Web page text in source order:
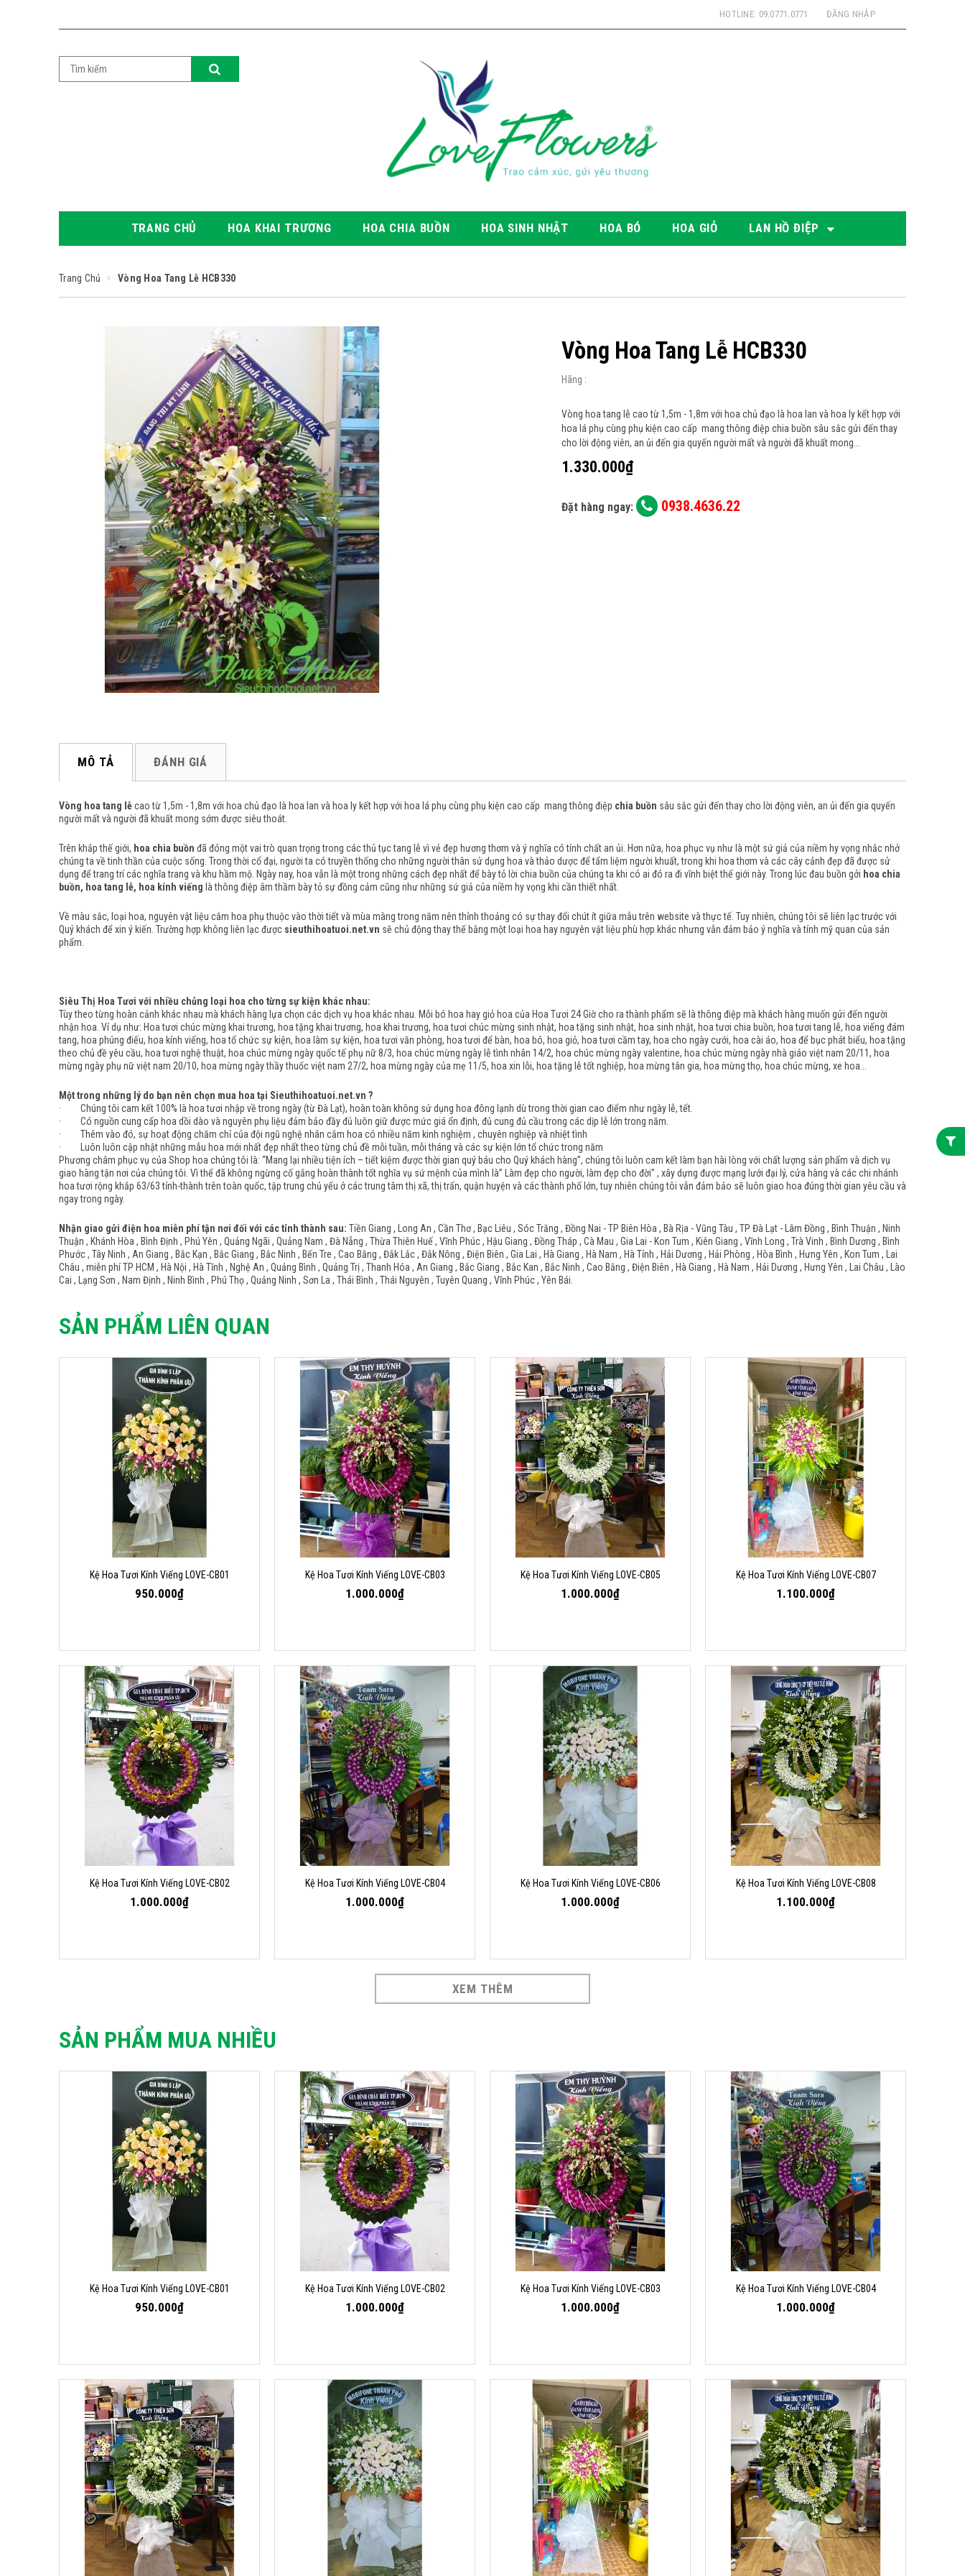
ĐĂNG NHẬP
HOTLINE: 09.0771.0771
TRANG CHỦ HOA KHAI TRƯƠNG HOA CHIA BUỒN HOA SINH NHẬT HOA BÓ HOA GIỎ LAN HỒ ĐIỆP
Trang Chủ Vòng Hoa Tang Lễ HCB330
Vòng Hoa Tang Lễ HCB330
Hãng :
Vòng hoa tang lễ cao từ 1,5m - 1,8m với hoa chủ đạo là hoa lan và hoa ly kết hợp với
hoa lá phụ cùng phụ kiện cao cấp mang thông điệp chia buồn sâu sắc gửi đến thay
cho lời động viên, an ủi đến gia quyến người mất và người đã khuất mong...
1.330.000₫
Đặt hàng ngay: 0938.4636.22
MÔ TẢ ĐÁNH GIÁ
Vòng hoa tang lễcao từ 1,5m - 1,8m với hoa chủ đạo là hoa lan và hoa ly kết hợp với hoa lá phụ cùng phụ kiện cao cấp mang thông điệp chia buồn sâu sắc gửi đến thay cho lời động viên, an ủi đến gia quyến
người mất và người đã khuất mong sớm được siêu thoát.
Trên khắp thế giới, hoa chia buồn đã đóng một vai trò quan trọng trong các thủ tục tang lễ vì vẻ đẹp hương thơm và ý nghĩa có tính chất an ủi. Hơn nữa, hoa phục vụ như là một sứ giả của niềm hy vọng nhắc nhở
chúng ta về tinh thần của cuộc sống. Trong thời cổ đại, người ta có truyền thống cho những người thân sử dụng hoa và thảo dược để tẩm liệm người khuất, trong khi hoa thơm và các cây cảnh đẹp đã được sử
dụng để trang trí các nghĩa trang và khu hầm mộ. Ngày nay, hoa vẫn là một trong những cách đẹp nhất để bày tỏ lời chia buồn của chúng ta khi có ai đó ra đi vĩnh biệt thế giới này. Trong lúc đau buồn gởi hoa chia
buồn, hoa tang lễ, hoa kính viếng là thông điệp âm thầm bày tỏ sự đồng cảm cũng như những sứ giả của niềm hy vọng khi cần thiết nhất.
Về màu sắc, loại hoa, nguyên vật liệu cắm hoa phụ thuộc vào thời tiết và mùa màng trong năm nên thỉnh thoảng có sự thay đổi chút ít giữa mẫu trên website và thực tế. Tuy nhiên, chúng tôi sẽ liên lạc trước với
Quý khách để xin ý kiến. Trường hợp không liên lạc được sieuthihoatuoi.net.vn sẽ chủ động thay thế bằng một loại hoa hay nguyên vật liệu phù hợp khác nhưng vẫn đảm bảo ý nghĩa và tính mỹ quan của sản
phẩm.
Siêu Thị Hoa Tươi với nhiều chủng loại hoa cho từng sự kiện khác nhau:
Tùy theo từng hoàn cảnh khác nhau mà khách hàng lựa chọn các dịch vụ hoa khác nhau. Mỗi bó hoa hay giỏ hoa của Hoa Tươi 24 Giờ cho ra thành phẩm sẽ là thông điệp mà khách hàng muốn gửi đến người
nhận hoa. Ví dụ như: Hoa tươi chúc mừng khai trương, hoa tặng khai trương, hoa khai trương, hoa tươi chúc mừng sinh nhật, hoa tặng sinh nhật, hoa sinh nhật, hoa tươi chia buồn, hoa tươi tang lễ, hoa viếng đám
tang, hoa phúng điếu, hoa kính viếng, hoa tổ chức sự kiện, hoa làm sự kiện, hoa tươi văn phòng, hoa tươi để bàn, hoa bó, hoa giỏ, hoa tươi cầm tay, hoa cho ngày cưới, hoa cài áo, hoa để bục phát biểu, hoa tặng
theo chủ đề yêu cầu, hoa tươi nghệ thuật, hoa chúc mừng ngày quốc tế phụ nữ 8/3, hoa chúc mừng ngày lễ tình nhân 14/2, hoa chúc mừng ngày valentine, hoa chúc mừng ngày nhà giáo việt nam 20/11, hoa
mừng ngày phụ nữ việt nam 20/10, hoa mừng ngày thầy thuốc việt nam 27/2, hoa mừng ngày của mẹ 11/5, hoa xin lỗi, hoa tặng lễ tốt nghiệp, hoa mừng tân gia, hoa mừng thọ, hoa chúc mừng, xe hoa...
Một trong những lý do bạn nên chọn mua hoa tại Sieuthihoatuoi.net.vn ?
· Chúng tôi cam kết 100% là hoa tươi nhập về trong ngày (từ Đà Lạt), hoàn toàn không sử dụng hoa đông lạnh dù trong thời gian cao điểm như ngày lễ, tết.
· Có nguồn cung cấp hoa dồi dào và nguyên phụ liệu đảm bảo đầy đủ luôn giữ được mức giá ổn định, đủ cung đủ cầu trong các dịp lễ lớn trong năm.
· Thêm vào đó, sự hoạt động chăm chỉ của đội ngũ nghệ nhân cắm hoa có nhiều năm kinh nghiệm , chuyên nghiệp và nhiệt tình
· Luôn luôn cập nhật những mẫu hoa mới nhất đẹp nhất theo từng chủ đề mỗi tuần, mỗi tháng và các sự kiện lớn tổ chức trong năm
Phương châm phục vụ của Shop hoa chúng tôi là: “Mang lại nhiều tiện ích – tiết kiệm được thời gian quý báu cho Quý khách hàng”, chúng tôi luôn cam kết làm bạn hài lòng với chất lượng sản phẩm và dịch vụ
giao hàng tận nơi của chúng tôi. Vì thế đã không ngừng cố gắng hoàn thành tốt nghĩa vụ sứ mệnh của mình là” Làm đẹp cho người, làm đẹp cho đời” , xây dựng được mạng lưới đại lý, cửa hàng và các chi nhánh
hoa tươi rộng khắp 63/63 tỉnh-thành trên toàn quốc, tập trung chủ yếu ở các trung tâm thị xã, thị trấn, quận huyện và các thành phố lớn, tuy nhiên chúng tôi vẫn đảm bảo sẽ luôn giao hoa đúng thời gian yêu cầu và
ngay trong ngày.
Nhận giao gửi điện hoa miễn phí tận nơi đối với các tỉnh thành sau: Tiền Giang , Long An , Cần Thơ , Bạc Liêu , Sóc Trăng , Đồng Nai - TP Biên Hòa , Bà Rịa - Vũng Tàu , TP Đà Lạt - Lâm Đồng , Bình Thuận , Ninh
Thuận , Khánh Hòa , Bình Định , Phú Yên , Quảng Ngãi , Quảng Nam , Đà Nẵng , Thừa Thiên Huế , Vĩnh Phúc , Hậu Giang , Đồng Tháp , Cà Mau , Gia Lai - Kon Tum , Kiên Giang , Vĩnh Long , Trà Vinh , Bình Dương , Bình
Phước , Tây Ninh , An Giang , Bắc Kạn , Bắc Giang , Bắc Ninh , Bến Tre , Cao Bằng , Đắk Lắc , Đắk Nông , Điện Biên , Gia Lai , Hà Giang , Hà Nam , Hà Tỉnh , Hải Dương , Hải Phòng , Hòa Bình , Hưng Yên , Kon Tum , Lai
Châu , miễn phí TP HCM , Hà Nội , Hà Tĩnh , Nghệ An , Quảng Bình , Quảng Trị , Thanh Hóa , An Giang , Bắc Giang , Bắc Kan , Bắc Ninh , Cao Bằng , Điện Biên , Hà Giang , Hà Nam , Hải Dương , Hưng Yên , Lai Châu , Lào
Cai , Lạng Sơn , Nam Định , Ninh Bình , Phú Thọ , Quảng Ninh , Sơn La , Thái Bình , Thái Nguyên , Tuyên Quang , Vĩnh Phúc , Yên Bái.
SẢN PHẨM LIÊN QUAN
Kệ Hoa Tươi Kính Viếng LOVE-CB01
950.000₫
Kệ Hoa Tươi Kính Viếng LOVE-CB02
1.000.000₫
Kệ Hoa Tươi Kính Viếng LOVE-CB03
1.000.000₫
Kệ Hoa Tươi Kính Viếng LOVE-CB04
1.000.000₫
Kệ Hoa Tươi Kính Viếng LOVE-CB05
1.000.000₫
Kệ Hoa Tươi Kính Viếng LOVE-CB06
1.000.000₫
Kệ Hoa Tươi Kính Viếng LOVE-CB07
1.100.000₫
Kệ Hoa Tươi Kính Viếng LOVE-CB08
1.100.000₫
XEM THÊM
SẢN PHẨM MUA NHIỀU
Kệ Hoa Tươi Kính Viếng LOVE-CB01
950.000₫
Kệ Hoa Tươi Kính Viếng LOVE-CB02
1.000.000₫
Kệ Hoa Tươi Kính Viếng LOVE-CB03
1.000.000₫
Kệ Hoa Tươi Kính Viếng LOVE-CB04
1.000.000₫